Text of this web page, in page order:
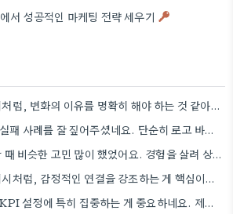
서 성공적인 마케팅 전략 세우기
로고 디자인 변경 사례처럼, 변화의 이유를 명확히 해야 하는 것 같아요. 기존 고객의 감정을 고려해야…
전체적으로 리브랜딩 실패 사례를 잘 짚어주셨네요. 단순히 로고 바꾸는 것보다 고객의 감성까지 고려해야 하는 점이…
저도 작은 꽃집 운영할 때 비슷한 고민 많이 했었어요. 경험을 살려 상품 구성에 집중하는 게…
마누카꿀 선물 세트 예시처럼, 감정적인 연결을 강조하는 게 핵심이네요.
마케팅 전략 수립 시, KPI 설정에 특히 집중하는 게 중요하네요. 제가 이전 프로젝트에서 KPI 미스…